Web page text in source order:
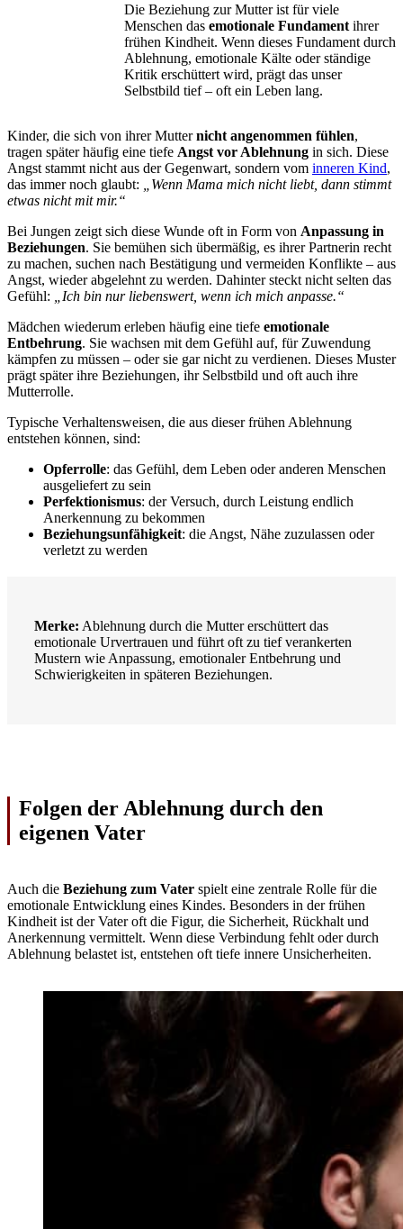
Die Beziehung zur Mutter ist für viele
Menschen das emotionale Fundamentihrer
frühen Kindheit. Wenn dieses Fundament durch
Ablehnung, emotionale Kälte oder ständige
Kritik erschüttert wird, prägt das unser
Selbstbild tief – oft ein Leben lang.
Kinder, die sich von ihrer Mutternicht angenommen fühlen,
tragen später häufig eine tiefe Angst vor Ablehnung in sich. Diese
Angst stammt nicht aus der Gegenwart, sondern vom inneren Kind,
das immer noch glaubt:
„Wenn Mama mich nicht liebt, dann stimmt
etwas nicht mit mir.“
Bei Jungen zeigt sich diese Wunde oft in Form von Anpassung in
Beziehungen. Sie bemühen sich übermäßig, es ihrer Partnerin recht
zu machen, suchen nach Bestätigung und vermeiden Konflikte – aus
Angst, wieder abgelehnt zu werden. Dahinter steckt nicht selten das
Gefühl:
„Ich bin nur liebenswert, wenn ich mich anpasse.“
Mädchen wiederum erleben häufig eine tiefe emotionale
Entbehrung. Sie wachsen mit dem Gefühl auf, für Zuwendung
kämpfen zu müssen – oder sie gar nicht zu verdienen. Dieses Muster
prägt später ihre Beziehungen, ihr Selbstbild und oft auch ihre
Mutterrolle.
Typische Verhaltensweisen, die aus dieser frühen Ablehnung
entstehen können, sind:
Opferrolle: das Gefühl, dem Leben oder anderen Menschen
ausgeliefert zu sein
Perfektionismus: der Versuch, durch Leistung endlich
Anerkennung zu bekommen
Beziehungsunfähigkeit: die Angst, Nähe zuzulassen oder
verletzt zu werden
Merke: Ablehnung durch die Mutter erschüttert das
emotionale Urvertrauen und führt oft zu tief verankerten
Mustern wie Anpassung, emotionaler Entbehrung und
Schwierigkeiten in späteren Beziehungen.
Folgen der Ablehnung durch den
eigenen Vater
Auch die Beziehung zum Vater spielt eine zentrale Rolle für die
emotionale Entwicklung eines Kindes. Besonders in der frühen
Kindheit ist der Vater oft die Figur, die Sicherheit, Rückhalt und
Anerkennung vermittelt. Wenn diese Verbindung fehlt oder durch
Ablehnung belastet ist, entstehen oft tiefe innere Unsicherheiten.